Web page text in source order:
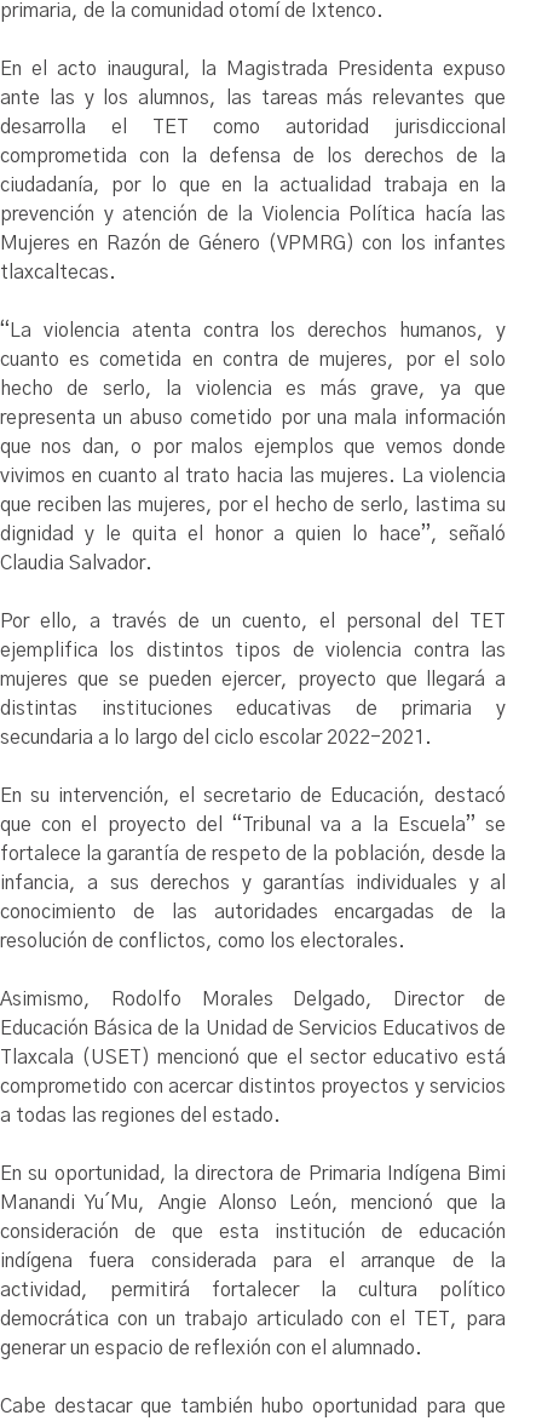
primaria, de la comunidad otomí de Ixtenco.
En el acto inaugural, la Magistrada Presidenta expuso
ante las y los alumnos, las tareas más relevantes que
desarrolla el TET como autoridad jurisdiccional
comprometida con la defensa de los derechos de la
ciudadanía, por lo que en la actualidad trabaja en la
prevención y atención de la Violencia Política hacía las
Mujeres en Razón de Género (VPMRG) con los infantes
tlaxcaltecas.
“La violencia atenta contra los derechos humanos, y
cuanto es cometida en contra de mujeres, por el solo
hecho de serlo, la violencia es más grave, ya que
representa un abuso cometido por una mala información
que nos dan, o por malos ejemplos que vemos donde
vivimos en cuanto al trato hacia las mujeres. La violencia
que reciben las mujeres, por el hecho de serlo, lastima su
dignidad y le quita el honor a quien lo hace”, señaló
Claudia Salvador.
Por ello, a través de un cuento, el personal del TET
ejemplifica los distintos tipos de violencia contra las
mujeres que se pueden ejercer, proyecto que llegará a
distintas instituciones educativas de primaria y
secundaria a lo largo del ciclo escolar 2022-2021.
En su intervención, el secretario de Educación, destacó
que con el proyecto del “Tribunal va a la Escuela” se
fortalece la garantía de respeto de la población, desde la
infancia, a sus derechos y garantías individuales y al
conocimiento de las autoridades encargadas de la
resolución de conflictos, como los electorales.
Asimismo, Rodolfo Morales Delgado, Director de
Educación Básica de la Unidad de Servicios Educativos de
Tlaxcala (USET) mencionó que el sector educativo está
comprometido con acercar distintos proyectos y servicios
a todas las regiones del estado.
En su oportunidad, la directora de Primaria Indígena Bimi
Manandi Yu´Mu, Angie Alonso León, mencionó que la
consideración de que esta institución de educación
indígena fuera considerada para el arranque de la
actividad, permitirá fortalecer la cultura político
democrática con un trabajo articulado con el TET, para
generar un espacio de reflexión con el alumnado.
Cabe destacar que también hubo oportunidad para que